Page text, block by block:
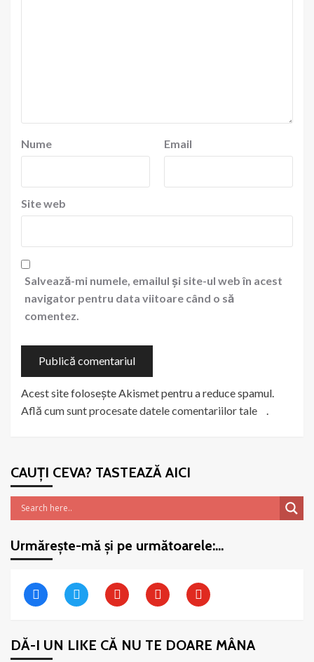
Nume Email
Site web
Salvează-mi numele, emailul și site-ul web în acest
navigator pentru data viitoare când o să
comentez.
Acest site folosește Akismet pentru a reduce spamul.
Află cum sunt procesate datele comentariilor tale
CAUȚI CEVA? TASTEAZĂ AICI
Urmărește-mă și pe următoarele:…
facebooktwitter youtube youtube youtube
DĂ-I UN LIKE CĂ NU TE DOARE MÂNA